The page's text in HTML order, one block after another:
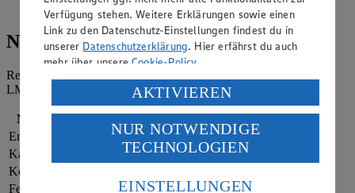
festwerden lassen.
Nährwerte
Referenzmenge für einen durchschnittlichen Erwachsenen laut
LMIV (8.400 kJ/2.000 kcal).
Nährwerte
Energie
1.628 kj (19 %)
Kalorien
389 kcal (19 %)
Kohlenhydrate
Fett
Verfügung stehen. Weitere Erklärungen sowie einen
Link zu den Datenschutz-Einstellungen findest du in
unserer Datenschutzerklärung. Hier erfährst du auch
mehr über unsereCookie-Policy.
Verarbeitung deiner personenbezogenen Daten in den
USA durch Facebook und YouTube:
Wenn du auf „Aktivieren“ klickst, willigst du im Sinne
des Art. 49 Abs. 1 Satz 1 lit. a) DSGVO ein, dass deine
Daten in den USA verarbeitet werden. Der EuGH sieht
die USA als Land mit einem nach europäischen
AKTIVIEREN
NUR NOTWENDIGE
TECHNOLOGIEN
EINSTELLUNGEN